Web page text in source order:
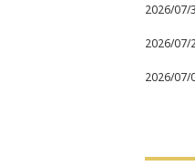
2026/07/
2026/07/
2026/07/